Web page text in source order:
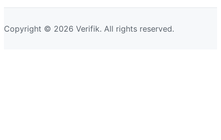
Copyright © 2026 Verifik. All rights reserved.